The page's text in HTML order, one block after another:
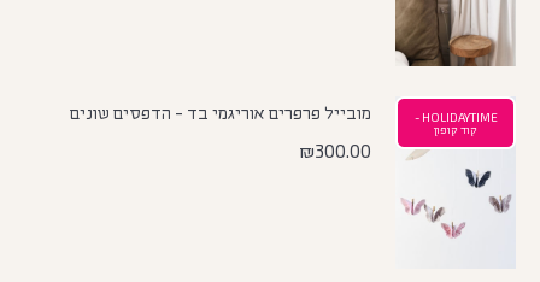
HOLIDAYTIME -
קוד קופון
מובייל פרפרים אוריגמי בד - הדפסים שונים
₪300.00